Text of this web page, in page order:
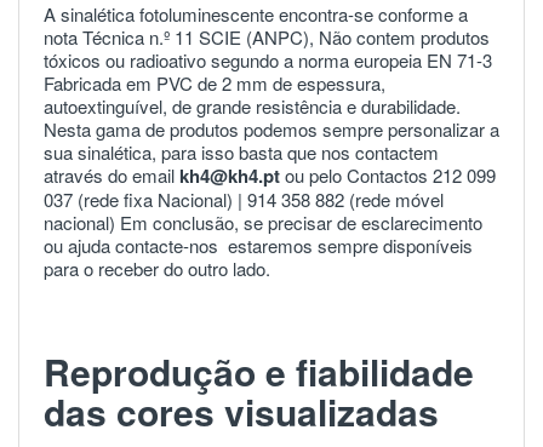
A sinalética fotoluminescente encontra-se conforme a
nota Técnica n.º 11 SCIE (ANPC), Não contem produtos
tóxicos ou radioativo segundo a norma europeia EN 71-3
Fabricada em PVC de 2 mm de espessura,
autoextinguível, de grande resistência e durabilidade.
Nesta gama de produtos podemos sempre personalizar a
sua sinalética, para isso basta que nos contactem
através do emailkh4@kh4.ptou pelo Contactos 212 099
037 (rede fixa Nacional) | 914 358 882 (rede móvel
nacional) Em conclusão, se precisar de esclarecimento
ou ajudacontacte-nos estaremos sempre disponíveis
para o receber do outro lado.
Reprodução e fiabilidade
das cores visualizadas